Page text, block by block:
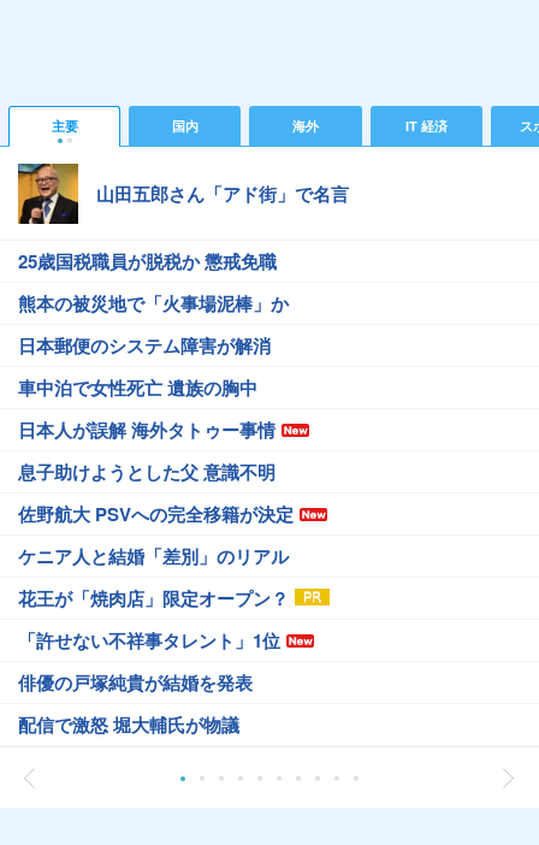
主要 国内 海外 IT 経済 ス
山田五郎さん「アド街」で名言
25歳国税職員が脱税か 懲戒免職
熊本の被災地で「火事場泥棒」か
日本郵便のシステム障害が解消
車中泊で女性死亡 遺族の胸中
日本人が誤解 海外タトゥー事情
息子助けようとした父 意識不明
佐野航大 PSVへの完全移籍が決定
ケニア人と結婚「差別」のリアル
花王が「焼肉店」限定オープン？
「許せない不祥事タレント」1位
俳優の戸塚純貴が結婚を発表
配信で激怒 堀大輔氏が物議